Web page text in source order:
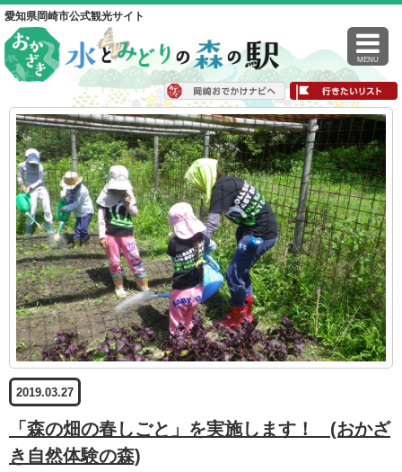
愛知県岡崎市公式観光サイト
MENU
2019.03.27
「森の畑の春しごと」を実施します！ (おかざ
き自然体験の森)